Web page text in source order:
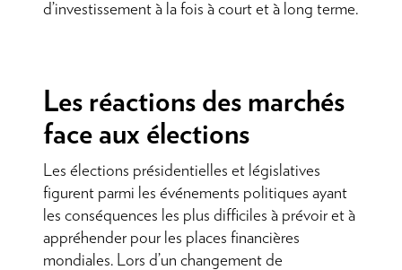
d’investissement à la fois à court et à long terme.
Les réactions des marchés
face aux élections
Les élections présidentielles et législatives
figurent parmi les événements politiques ayant
les conséquences les plus difficiles à prévoir et à
appréhender pour les places financières
mondiales. Lors d’un changement de